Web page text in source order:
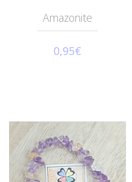
Amazonite
0,95€